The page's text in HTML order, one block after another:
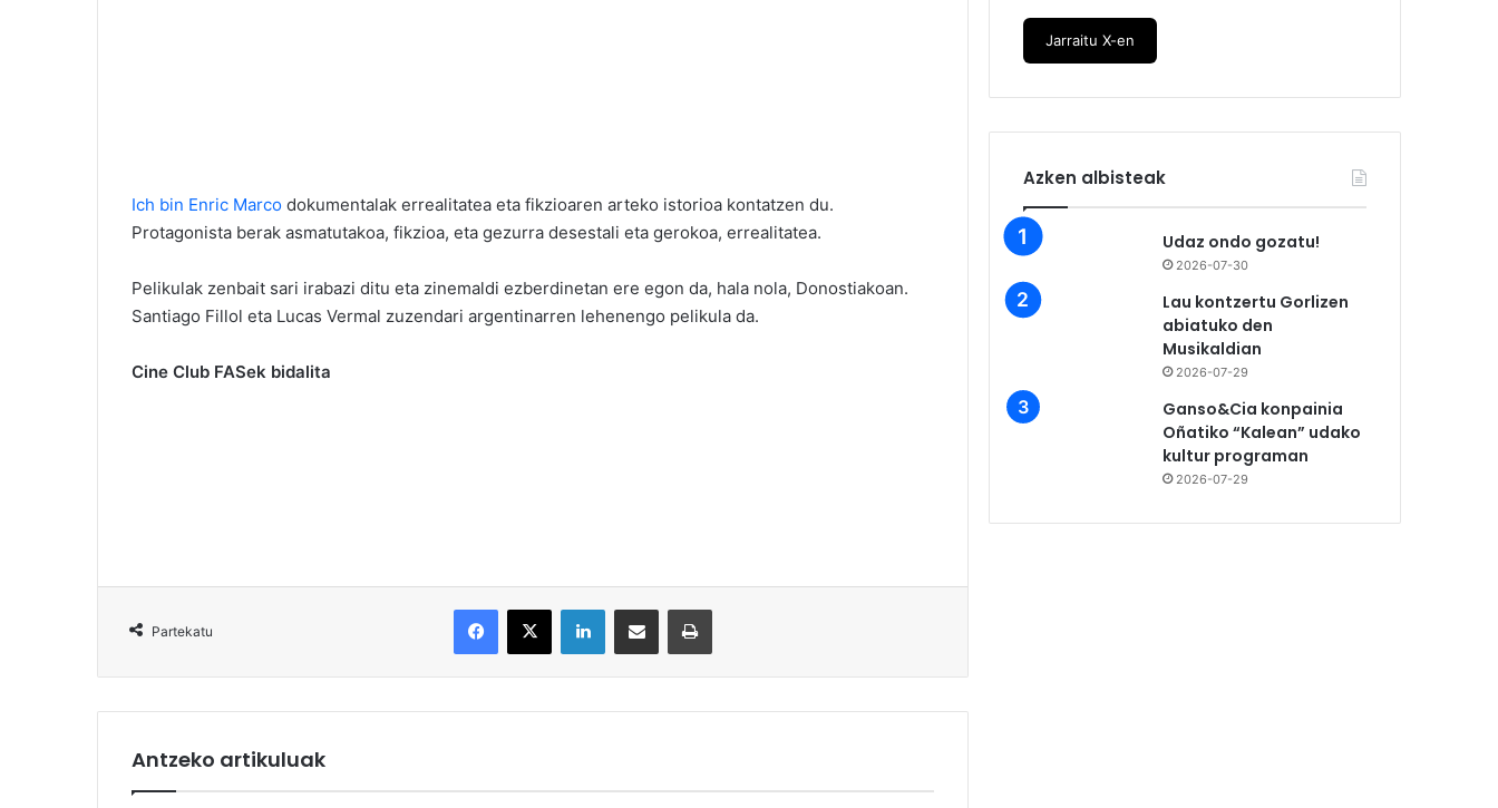
Ich bin Enric Marco dokumentalak errealitatea eta fikzioaren arteko istorioa kontatzen du.
Protagonista berak asmatutakoa, fikzioa, eta gezurra desestali eta gerokoa, errealitatea.
Pelikulak zenbait sari irabazi ditu eta zinemaldi ezberdinetan ere egon da, hala nola, Donostiakoan.
Santiago Fillol eta Lucas Vermal zuzendari argentinarren lehenengo pelikula da.
Cine Club FASek bidalita
Partekatu
Antzeko artikuluak
Jarraitu X-en
Azken albisteak
Udaz ondo gozatu!
2026-07-30
Lau kontzertu Gorlizen
abiatuko den
Musikaldian
2026-07-29
Ganso&Cia konpainia
Oñatiko “Kalean” udako
kultur programan
2026-07-29